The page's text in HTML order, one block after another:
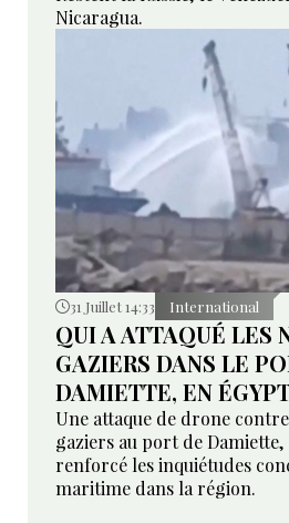
Nicaragua.
31 Juillet 14:33 International
QUI A ATTAQUÉ LES
GAZIERS DANS LE
DAMIETTE, EN
Une attaque de drone
gaziers au port de
renforcé les inquiétudes
maritime dans la région.